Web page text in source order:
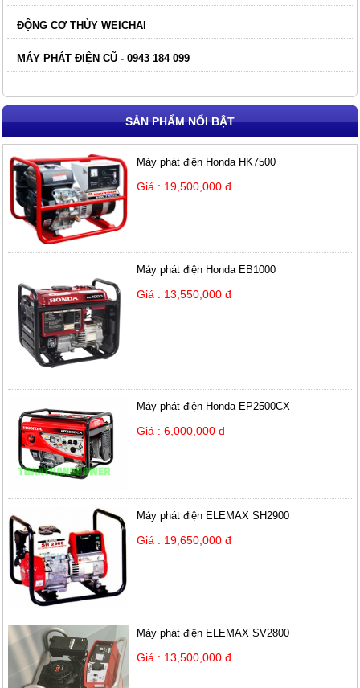
ĐỘNG CƠ THỦY WEICHAI
MÁY PHÁT ĐIỆN CŨ - 0943 184 099
SẢN PHẨM NỔI BẬT
Máy phát điện Honda HK7500
Giá : 19,500,000 đ
Máy phát điện Honda EB1000
Giá : 13,550,000 đ
Máy phát điện Honda EP2500CX
Giá : 6,000,000 đ
Máy phát điện ELEMAX SH2900
Giá : 19,650,000 đ
Máy phát điện ELEMAX SV2800
Giá : 13,500,000 đ